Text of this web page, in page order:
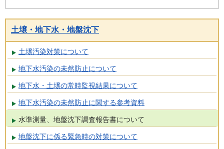
土壌・地下水・地盤沈下
土壌汚染対策について
地下水汚染の未然防止について
地下水・土壌の常時監視結果について
地下水汚染の未然防止に関する参考資料
水準測量、地盤沈下調査報告書について
地盤沈下に係る緊急時の対策について